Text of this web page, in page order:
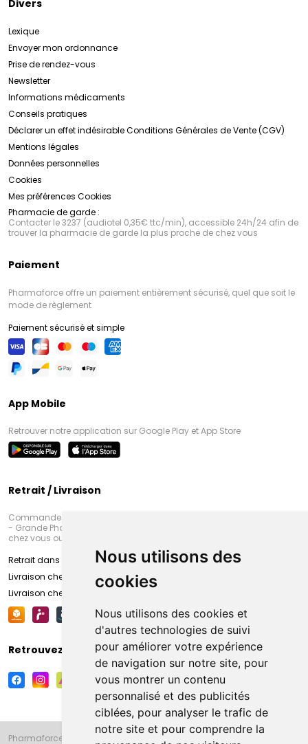
Nous utilisons des
cookies
Nous utilisons des cookies et
d'autres technologies de suivi
pour améliorer votre expérience
de navigation sur notre site, pour
vous montrer un contenu
personnalisé et des publicités
ciblées, pour analyser le trafic de
notre site et pour comprendre la
Divers
Lexique
Envoyer mon ordonnance
Prise de rendez-vous
Newsletter
Informations médicaments
Conseils pratiques
Déclarer un effet indésirableConditions Générales de Vente (CGV)
Mentions légales
Données personnelles
Cookies
Mes préférences Cookies
Pharmacie de garde :
Contacter le 3237 (audiotel 0,35€ ttc/min), accessible 24h/24 afin de
trouver la pharmacie de garde la plus proche de chez vous
Paiement
Pharmaforce offre un paiement entièrement sécurisé, quel que soit le
mode de règlement
Paiement sécurisé et simple
App Mobile
Retrouver notre application sur Google Play et App Store
Retrait / Livraison
Commandez en ligne et venez chercher votre commande à Amiens
- Grande Pharmacie d’Amiens (Fachon) ou recevez-là rapidement
chez vous ou en point retrait
Retrait dans la pharmacie d’Amiens
Livraison chez vous
Livraison chez votre commerçant
Retrouvez-nous sur vos réseaux sociaux
Pharmaforce.fr et la Grande Pharmacie d’Amiens vous souhaitent de